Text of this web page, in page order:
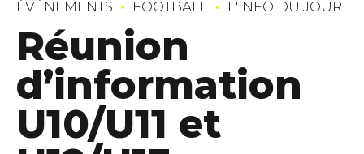
ÉVÈNEMENTS
FOOTBALL L'INFO DU JOUR
Réunion
d’information
U10/U11 et